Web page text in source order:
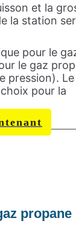
et la
la station
pour le
le gaz
pression). Le
pour la
propane